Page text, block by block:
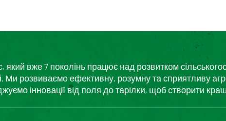
який вже 7 поколінь працює над розвитком
Ми розвиваємо ефективну, розумну та сприятливу
інновації від поля до тарілки, щоб створити